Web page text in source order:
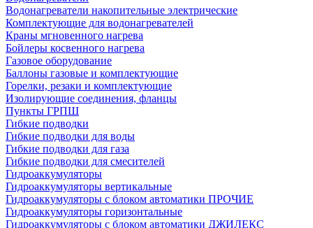
Водонагреватели накопительные электрические
Комплектующие для водонагревателей
Краны мгновенного нагрева
Бойлеры косвенного нагрева
Газовое оборудование
Баллоны газовые и комплектующие
Горелки, резаки и комплектующие
Изолирующие соединения, фланцы
Пункты ГРПШ
Гибкие подводки
Гибкие подводки для воды
Гибкие подводки для газа
Гибкие подводки для смесителей
Гидроаккумуляторы
Гидроаккумуляторы вертикальные
Гидроаккумуляторы с блоком автоматики ПРОЧИЕ
Гидроаккумуляторы горизонтальные
Гидроаккумуляторы с блоком автоматики ДЖИЛЕКС